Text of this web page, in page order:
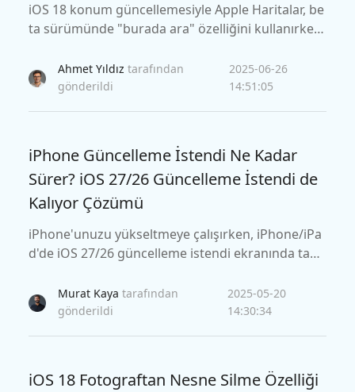
iOS 18 konum güncellemesiyle Apple Haritalar, be
ta sürümünde "burada ara" özelliğini kullanırken
Ahmet Yıldız tarafından
gönderildi
2025-06-26
14:51:05
iPhone Güncelleme İstendi Ne Kadar
Sürer? iOS 27/26 Güncelleme İstendi de
Kalıyor Çözümü
iPhone'unuzu yükseltmeye çalışırken, iPhone/iPa
d'de iOS 27/26 güncelleme istendi ekranında takılı
erini öğrenebileceğiniz için bu hata için endişelen
meyin.
Murat Kaya tarafından
gönderildi
2025-05-20
14:30:34
iOS 18 Fotograftan Nesne Silme Özelliği